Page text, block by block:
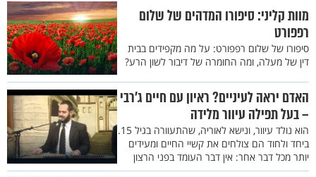
מוות קליני: סיפורו המדהים של שלום
רפפורט
סיפורו של שלום רפפורט: על מה מקפידים בבית
דין של מעלה, ומה החומרה של דיבור לשון הרע?
האדם יראה לעיניים? ראיון עם חיים ג'רבי
– בעל תפילה עיוור מלידה
הוא נולד עיוור, ונישא לאוריה, שהתעוורה בגיל 15.
ביחד ולחוד הם צולחים את קשיי החיים ומעידים
יותר מכל דבר אחר: אין דבר העומד בפני הרצון